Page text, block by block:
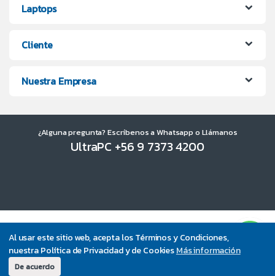
Al usar este sitio web, acepta los Términos y Condiciones,
nuestra Política de Privacidad y de CookiesMás información
De acuerdo
Laptops
Cliente
Nuestra Empresa
¿Alguna pregunta? Escríbenos a Whatsapp o Llámanos
UltraPC +56 9 7373 4200